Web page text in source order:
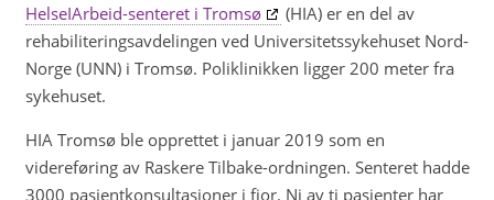
HelseIArbeid-senteret i Tromsø
(HIA) er en del av
rehabiliteringsavdelingen ved Universitetssykehuset Nord-
Norge (UNN) i Tromsø. Poliklinikken ligger 200 meter fra
sykehuset.
HIA Tromsø ble opprettet i januar 2019 som en
videreføring av Raskere Tilbake-ordningen. Senteret hadde
3000 pasientkonsultasjoner i fjor. Ni av ti pasienter har